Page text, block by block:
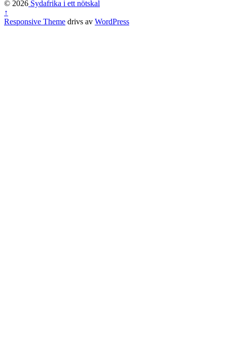
© 2026 Sydafrika i ett nötskal
↑
Responsive Theme drivs av WordPress